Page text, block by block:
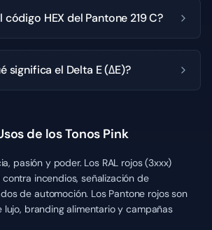
código HEX del Pantone 219 C?
significa el Delta E (ΔE)?
de los Tonos Pink
pasión y poder. Los RAL rojos (3xxx)
incendios, señalización de
de automoción. Los Pantone rojos son
lujo, branding alimentario y campañas